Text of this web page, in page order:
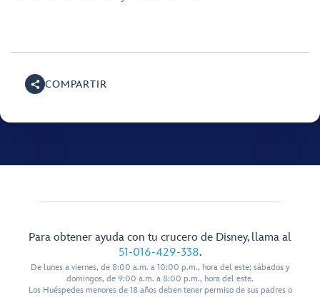
COMPARTIR
Para obtener ayuda con tu crucero de Disney, llama al
51-016-429-338.
De lunes a viernes, de 8:00 a.m. a 10:00 p.m., hora del este; sábados y
domingos, de 9:00 a.m. a 8:00 p.m., hora del este.
Los Huéspedes menores de 18 años deben tener permiso de sus padres o